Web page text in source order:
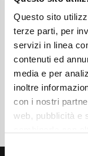
Questo sito
terze parti, per
servizi in linea
contenuti ed
media e per
inoltre
con i nostri
web, pubblicità e
Consent
Tipo Di Carburante
Normativa Euro